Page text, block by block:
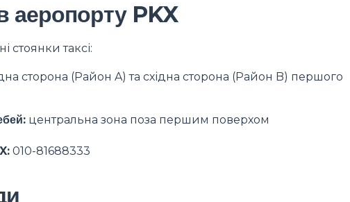
аеропорту PKX
стоянки таксі:
сторона (Район A) та східна сторона (Район B) першого
центральна зона поза першим поверхом
010-81688333